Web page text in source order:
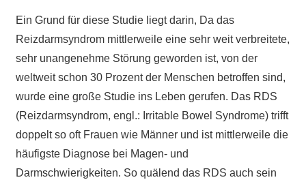
Ein Grund für diese Studie liegt darin, Da das
Reizdarmsyndrom mittlerweile eine sehr weit verbreitete,
sehr unangenehme Störung geworden ist, von der
weltweit schon 30 Prozent der Menschen betroffen sind,
wurde eine große Studie ins Leben gerufen. Das RDS
(Reizdarmsyndrom, engl.: Irritable Bowel Syndrome) trifft
doppelt so oft Frauen wie Männer und ist mittlerweile die
häufigste Diagnose bei Magen- und
Darmschwierigkeiten. So quälend das RDS auch sein